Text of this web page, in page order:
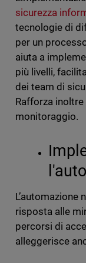
sicurezza
tecnologie di
per un
aiuta a
più livelli,
dei team di
Rafforza
monitoraggio.
L’automazione
risposta alle
percorsi di
alleggerisce